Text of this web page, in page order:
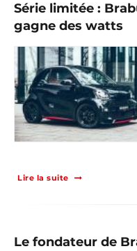
Série limitée :
gagne des watts
Lire la suite
Le fondateur de